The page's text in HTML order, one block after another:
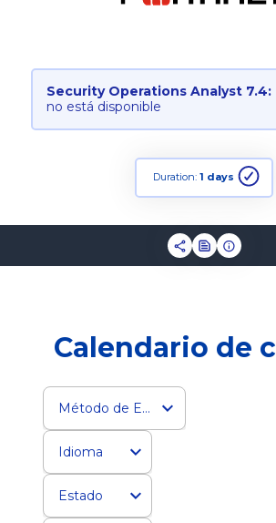
Security Operations Analyst 7.4:
no está disponible
Duration: 1 days
Calendario de
Método de Entrega
Idioma
Estado